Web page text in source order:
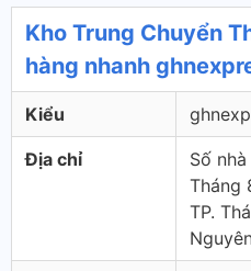
Kho Trung Chuyển
hàng nhanh
Kiểu
Địa chỉ
Số
Tháng
TP.